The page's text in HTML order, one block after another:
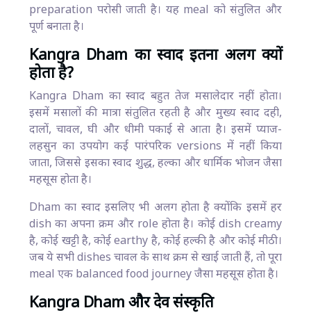
preparation परोसी जाती है। यह meal को संतुलित और
पूर्ण बनाता है।
Kangra Dham का स्वाद इतना अलग क्यों
होता है?
Kangra Dham का स्वाद बहुत तेज मसालेदार नहीं होता।
इसमें मसालों की मात्रा संतुलित रहती है और मुख्य स्वाद दही,
दालों, चावल, घी और धीमी पकाई से आता है। इसमें प्याज-
लहसुन का उपयोग कई पारंपरिक versions में नहीं किया
जाता, जिससे इसका स्वाद शुद्ध, हल्का और धार्मिक भोजन जैसा
महसूस होता है।
Dham का स्वाद इसलिए भी अलग होता है क्योंकि इसमें हर
dish का अपना क्रम और role होता है। कोई dish creamy
है, कोई खट्टी है, कोई earthy है, कोई हल्की है और कोई मीठी।
जब ये सभी dishes चावल के साथ क्रम से खाई जाती हैं, तो पूरा
meal एक balanced food journey जैसा महसूस होता है।
Kangra Dham और देव संस्कृति